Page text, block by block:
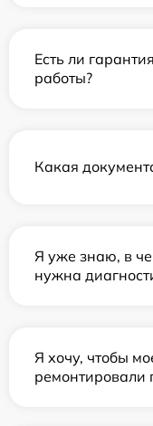
Есть ли
работы?
Какая
Я уже знаю, в
нужна
Я хочу, чтобы
ремонтировали